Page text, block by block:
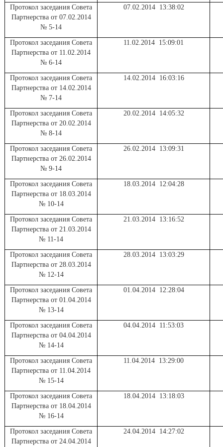
Протокол заседания Совета
Партнерства от 07.02.2014
№ 5-14
07.02.2014 13:38:02
Протокол заседания Совета
Партнерства от 11.02.2014
№ 6-14
11.02.2014 15:09:01
Протокол заседания Совета
Партнерства от 14.02.2014
№ 7-14
14.02.2014 16:03:16
Протокол заседания Совета
Партнерства от 20.02.2014
№ 8-14
20.02.2014 14:05:32
Протокол заседания Совета
Партнерства от 26.02.2014
№ 9-14
26.02.2014 13:09:31
Протокол заседания Совета
Партнерства от 18.03.2014
№ 10-14
18.03.2014 12:04:28
Протокол заседания Совета
Партнерства от 21.03.2014
№ 11-14
21.03.2014 13:16:52
Протокол заседания Совета
Партнерства от 28.03.2014
№ 12-14
28.03.2014 13:03:29
Протокол заседания Совета
Партнерства от 01.04.2014
№ 13-14
01.04.2014 12:28:04
Протокол заседания Совета
Партнерства от 04.04.2014
№ 14-14
04.04.2014 11:53:03
Протокол заседания Совета
Партнерства от 11.04.2014
№ 15-14
11.04.2014 13:29:00
Протокол заседания Совета
Партнерства от 18.04.2014
№ 16-14
18.04.2014 13:18:03
Протокол заседания Совета
Партнерства от 24.04.2014
24.04.2014 14:27:02